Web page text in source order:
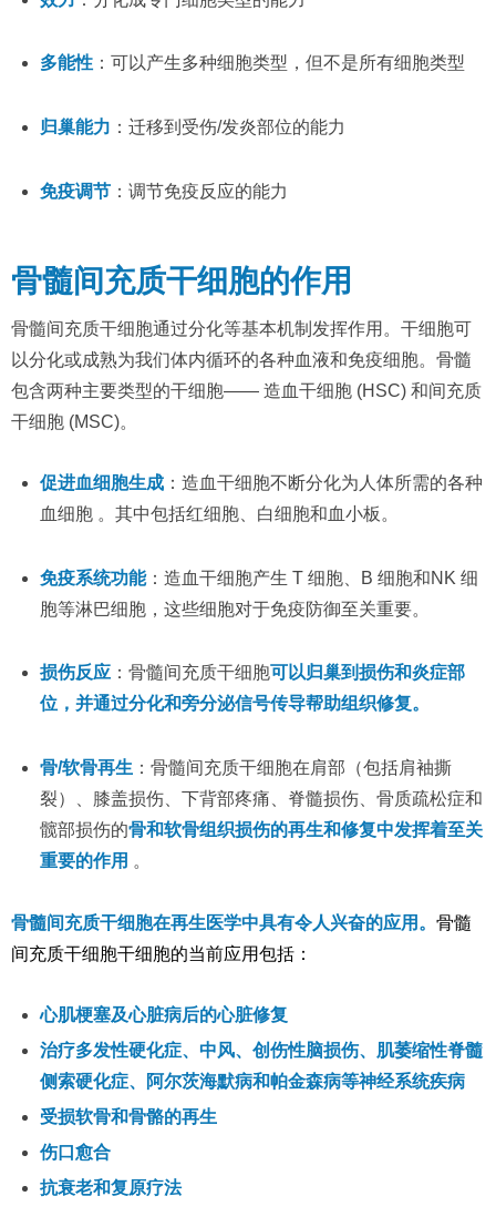
多能性：可以产生多种细胞类型，但不是所有细胞类型
归巢能力 ：迁移到受伤/发炎部位的能力
免疫调节：调节免疫反应的能力
骨髓间充质干细胞的作用
骨髓间充质干细胞通过分化等基本机制发挥作用。干细胞可
以分化或成熟为我们体内循环的各种血液和免疫细胞。骨髓
包含两种主要类型的干细胞—— 造血干细胞 (HSC) 和间充质
干细胞 (MSC)。
促进血细胞生成：造血干细胞不断分化为人体所需的各种
血细胞 。其中包括红细胞、白细胞和血小板。
免疫系统功能：造血干细胞产生 T 细胞、B 细胞和NK 细
胞等淋巴细胞，这些细胞对于免疫防御至关重要。
损伤反应：骨髓间充质干细胞可以归巢到损伤和炎症部
位，并通过分化和旁分泌信号传导帮助组织修复。
骨/软骨再生 ：骨髓间充质干细胞在肩部（包括肩袖撕
裂）、膝盖损伤、下背部疼痛、脊髓损伤、骨质疏松症和
髋部损伤的骨和软骨组织损伤的再生和修复中发挥着至关
重要的作用 。
骨髓间充质干细胞在再生医学中具有令人兴奋的应用。 骨髓
间充质干细胞干细胞的当前应用包括：
心肌梗塞及心脏病后的心脏修复
治疗多发性硬化症、中风、创伤性脑损伤、肌萎缩性脊髓
侧索硬化症、阿尔茨海默病和帕金森病等神经系统疾病
受损软骨和骨骼的再生
伤口愈合
抗衰老和复原疗法